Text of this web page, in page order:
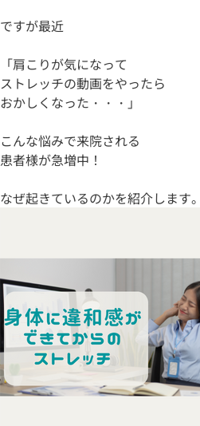
ですが最近
「肩こりが気になって
ストレッチの動画をやったら
おかしくなった・・・」
こんな悩みで来院される
患者様が急増中！
なぜ起きているのかを紹介します